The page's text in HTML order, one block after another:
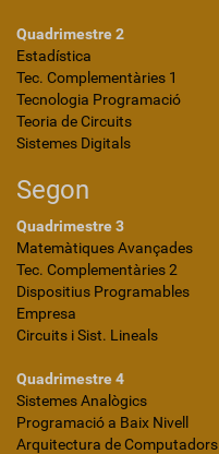
Quadrimestre 2
Estadística
Tec. Complementàries 1
Tecnologia Programació
Teoria de Circuits
Sistemes Digitals
Segon
Quadrimestre 3
Matemàtiques Avançades
Tec. Complementàries 2
Dispositius Programables
Empresa
Circuits i Sist. Lineals
Quadrimestre 4
Sistemes Analògics
Programació a Baix Nivell
Arquitectura de Computadors